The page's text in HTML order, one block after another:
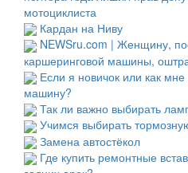
мотоциклиста
Кардан на Ниву
NEWSru.com | Женщину,
каршеринговой машины,
Если я новичок или как
машину?
Так ли важно выбирать
Учимся выбирать
Замена автостёкол
Где купить ремонтные